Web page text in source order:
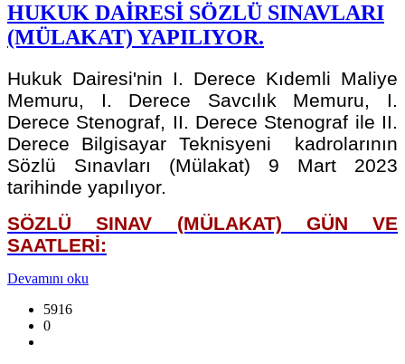
HUKUK DAİRESİ SÖZLÜ SINAVLARI
(MÜLAKAT) YAPILIYOR.
Hukuk Dairesi'nin I. Derece Kıdemli Maliye
Memuru, I. Derece Savcılık Memuru, I.
Derece Stenograf, II. Derece Stenograf ile II.
Derece Bilgisayar Teknisyeni kadrolarının
Sözlü Sınavları (Mülakat) 9 Mart 2023
tarihinde yapılıyor.
SÖZLÜ SINAV (MÜLAKAT) GÜN VE
SAATLERİ:
Devamını oku
5916
0